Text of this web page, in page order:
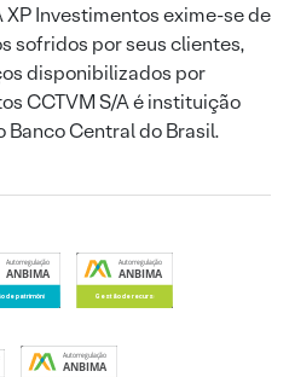
Investimentos exime-se de
sofridos por seus clientes,
disponibilizados por
CCTVM S/A é instituição
Central do Brasil.